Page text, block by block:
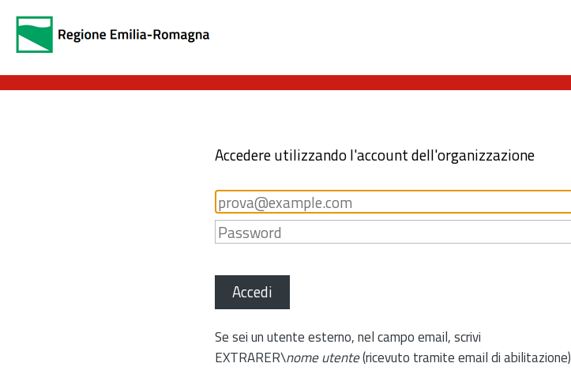
Accedere utilizzando l'account dell'organizzazione
Accedi
Se sei un utente esterno, nel campo email, scrivi
EXTRARER\nome utente(ricevuto tramite email di abilitazione)